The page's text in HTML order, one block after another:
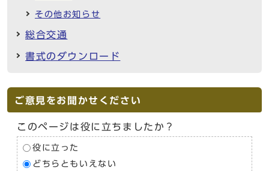
その他お知らせ
総合交通
書式のダウンロード
ご意見をお聞かせください
このページは役に立ちましたか？
役に立った
どちらともいえない